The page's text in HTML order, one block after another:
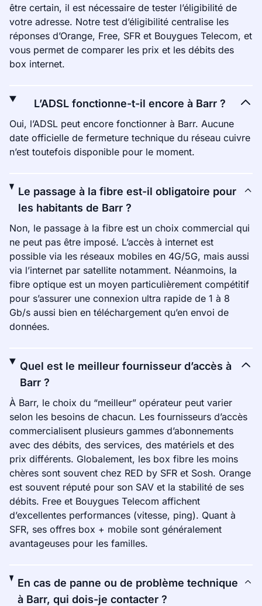
être certain, il est nécessaire de tester l’éligibilité de
votre adresse. Notre test d’éligibilité centralise les
réponses d’Orange, Free, SFR et Bouygues Telecom, et
vous permet de comparer les prix et les débits des
box internet.
L’ADSL fonctionne-t-il encore à Barr ?
Oui, l’ADSL peut encore fonctionner à Barr. Aucune
date officielle de fermeture technique du réseau cuivre
n’est toutefois disponible pour le moment.
Le passage à la fibre est-il obligatoire pour
les habitants de Barr ?
Non, le passage à la fibre est un choix commercial qui
ne peut pas être imposé. L’accès à internet est
possible via les réseaux mobiles en 4G/5G, mais aussi
via l’internet par satellite notamment. Néanmoins, la
fibre optique est un moyen particulièrement compétitif
pour s’assurer une connexion ultra rapide de 1 à 8
Gb/s aussi bien en téléchargement qu’en envoi de
données.
Quel est le meilleur fournisseur d’accès à
Barr ?
À Barr, le choix du “meilleur” opérateur peut varier
selon les besoins de chacun. Les fournisseurs d’accès
commercialisent plusieurs gammes d’abonnements
avec des débits, des services, des matériels et des
prix différents. Globalement, les box fibre les moins
chères sont souvent chez RED by SFR et Sosh. Orange
est souvent réputé pour son SAV et la stabilité de ses
débits. Free et Bouygues Telecom affichent
d’excellentes performances (vitesse, ping). Quant à
SFR, ses offres box + mobile sont généralement
avantageuses pour les familles.
En cas de panne ou de problème technique
à Barr, qui dois-je contacter ?